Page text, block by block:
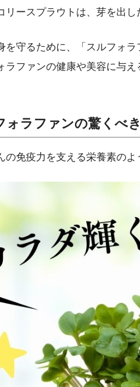
リースプラウトは、芽を出し
を守るために、「スルフォ
ラファンの健康や美容に与
ォラファンの驚くべ
の免疫力を支える栄養素の